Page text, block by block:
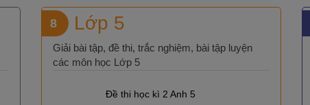
8 Lớp 5
Giải bài tập, đề thi, trắc nghiệm, bài tập luyện
các môn học Lớp 5
Đề thi học kì 2 Anh 5